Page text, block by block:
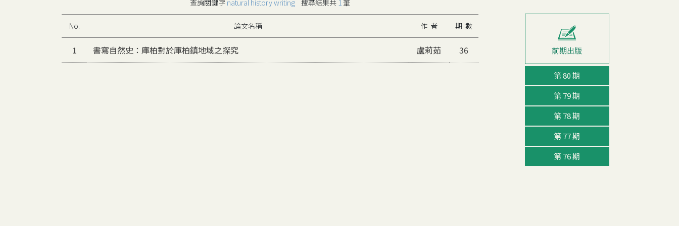
查詢關鍵字 natural history writing 搜尋結果共 1 筆
No. 論文名稱 作 者 期 數
1 書寫自然史：庫柏對於庫柏鎮地域之探究 盧莉茹 36
第 80 期
第 79 期
第 78 期
第 77 期
第 76 期